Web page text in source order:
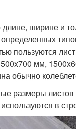
длине, ширине и
пользуются
мм,
обычно
размеры
в